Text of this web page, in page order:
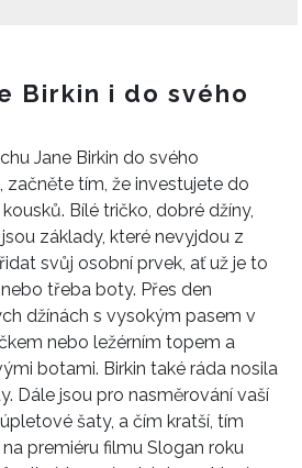
Birkin i do svého
Jane Birkin do svého
začněte tím, že investujete do
Bílé tričko, dobré džíny,
základy, které nevyjdou z
svůj osobní prvek, ať už je to
třeba boty. Přes den
džínách s vysokým pasem v
nebo ležérním topem a
botami. Birkin také ráda nosila
Dále jsou pro nasměrování vaší
šaty, a čím kratší, tím
premiéru filmu Slogan roku